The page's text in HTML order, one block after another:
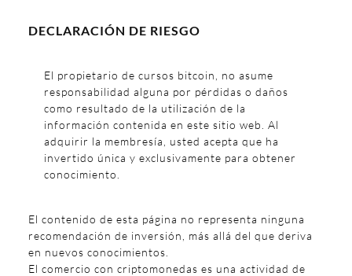
DECLARACIÓN DE RIESGO
El propietario de cursos bitcoin, no asume
responsabilidad alguna por pérdidas o daños
como resultado de la utilización de la
información contenida en este sitio web. Al
adquirir la membresía, usted acepta que ha
invertido única y exclusivamente para obtener
conocimiento.
El contenido de esta página no representa ninguna
recomendación de inversión, más allá del que deriva
en nuevos conocimientos.
El comercio con criptomonedas es una actividad de